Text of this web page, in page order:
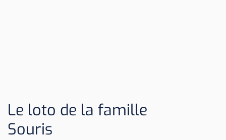
Le loto de la famille
Souris